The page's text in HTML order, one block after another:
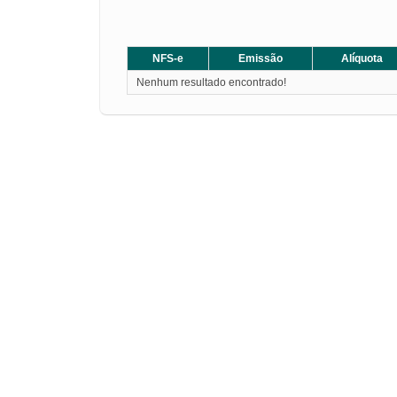
NFS-e Emissão Alíquota
Nenhum resultado encontrado!